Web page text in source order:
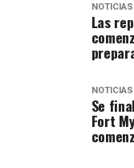
Las
Se
Fort